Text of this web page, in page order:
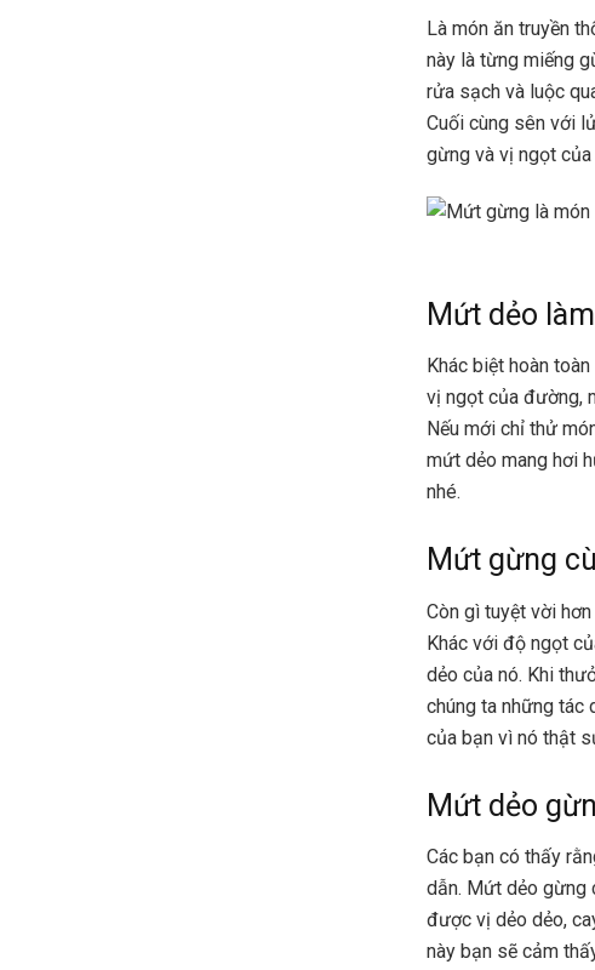
Là món ăn truyền
này là từng miếng
rửa sạch và luộc
Cuối cùng sên với
gừng và vị ngọt
Mứt dẻo
Khác biệt hoàn
vị ngọt của đường,
Nếu mới chỉ thử
mứt dẻo mang hơi
nhé.
Mứt gừng
Còn gì tuyệt vời
Khác với độ ngọt
dẻo của nó. Khi
chúng ta những tác
của bạn vì nó thật
Mứt dẻo
Các bạn có thấy
dẫn. Mứt dẻo gừng
được vị dẻo dẻo,
này bạn sẽ cảm